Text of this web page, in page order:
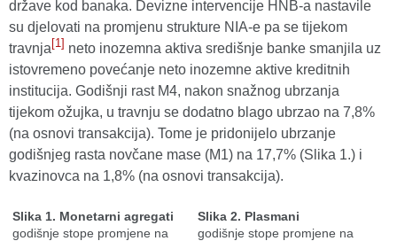
države kod banaka. Devizne intervencije HNB-a nastavile
su djelovati na promjenu strukture NIA-e pa se tijekom
travnja [1] neto inozemna aktiva središnje banke smanjila uz
istovremeno povećanje neto inozemne aktive kreditnih
institucija. Godišnji rast M4, nakon snažnog ubrzanja
tijekom ožujka, u travnju se dodatno blago ubrzao na 7,8%
(na osnovi transakcija). Tome je pridonijelo ubrzanje
godišnjeg rasta novčane mase (M1) na 17,7% (Slika 1.) i
kvazinovca na 1,8% (na osnovi transakcija).
Slika 1. Monetarni agregati
godišnje stope promjene na
Slika 2. Plasmani
godišnje stope promjene na